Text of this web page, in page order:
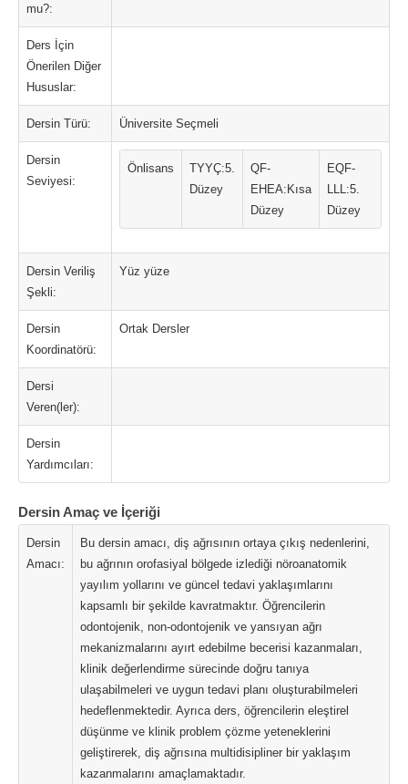
mu?:
Ders İçin
Önerilen Diğer
Hususlar:
Dersin Türü: Üniversite Seçmeli
Dersin
Seviyesi:
Önlisans
TYYÇ:5.
Düzey
QF-
EHEA:Kısa
Düzey
EQF-
LLL:5.
Düzey
Dersin Veriliş
Şekli:
Yüz yüze
Dersin
Koordinatörü:
Ortak Dersler
Dersi
Veren(ler):
Dersin
Yardımcıları:
Dersin Amaç ve İçeriği
Dersin
Amacı:
Bu dersin amacı, diş ağrısının ortaya çıkış nedenlerini,
bu ağrının orofasiyal bölgede izlediği nöroanatomik
yayılım yollarını ve güncel tedavi yaklaşımlarını
kapsamlı bir şekilde kavratmaktır. Öğrencilerin
odontojenik, non-odontojenik ve yansıyan ağrı
mekanizmalarını ayırt edebilme becerisi kazanmaları,
klinik değerlendirme sürecinde doğru tanıya
ulaşabilmeleri ve uygun tedavi planı oluşturabilmeleri
hedeflenmektedir. Ayrıca ders, öğrencilerin eleştirel
düşünme ve klinik problem çözme yeteneklerini
geliştirerek, diş ağrısına multidisipliner bir yaklaşım
kazanmalarını amaçlamaktadır.